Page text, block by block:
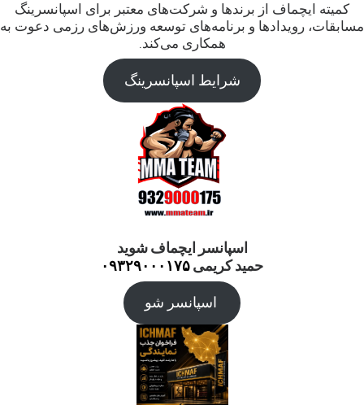
کمیته ایچماف از برندها و شرکت‌های معتبر برای اسپانسرینگ
مسابقات، رویدادها و برنامه‌های توسعه ورزش‌های رزمی دعوت به
همکاری می‌کند.
شرایط اسپانسرینگ
اسپانسر ایچماف شوید
حمید کریمی۰۹۳۲۹۰۰۰۱۷۵
اسپانسر شو